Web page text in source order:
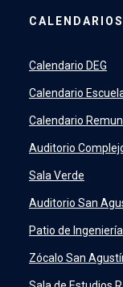
SIDINGlaunch
Academic
PeopleSoftlaunch
ERPlaunch
CALENDARIOS
Calendario DEG
Calendario
Calendario
Auditorio
Sala Verde
Auditorio San
Patio de Ingeniería
Zócalo San